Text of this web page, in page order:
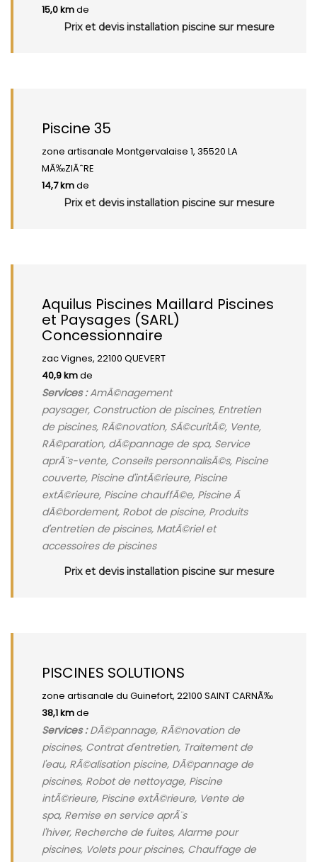
15,0 kmde
Prix et devis installation piscine sur mesure
Piscine 35
zone artisanale Montgervalaise 1, 35520 LA
MÃ‰ZIÃˆRE
14,7 kmde
Prix et devis installation piscine sur mesure
Aquilus Piscines Maillard Piscines
et Paysages (SARL)
Concessionnaire
zac Vignes, 22100 QUEVERT
40,9 kmde
Services :AmÃ©nagement
paysager, Construction de piscines, Entretien
de piscines, RÃ©novation, SÃ©curitÃ©, Vente,
RÃ©paration, dÃ©pannage de spa, Service
aprÃ¨s-vente, Conseils personnalisÃ©s, Piscine
couverte, Piscine d'intÃ©rieure, Piscine
extÃ©rieure, Piscine chauffÃ©e, Piscine Ã
dÃ©bordement, Robot de piscine, Produits
d'entretien de piscines, MatÃ©riel et
accessoires de piscines
Prix et devis installation piscine sur mesure
PISCINES SOLUTIONS
zone artisanale du Guinefort, 22100 SAINT CARNÃ‰
38,1 kmde
Services :DÃ©pannage, RÃ©novation de
piscines, Contrat d'entretien, Traitement de
l'eau, RÃ©alisation piscine, DÃ©pannage de
piscines, Robot de nettoyage, Piscine
intÃ©rieure, Piscine extÃ©rieure, Vente de
spa, Remise en service aprÃ¨s
l'hiver, Recherche de fuites, Alarme pour
piscines, Volets pour piscines, Chauffage de